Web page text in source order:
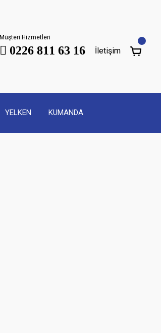
Müşteri Hizmetleri
0226 811 63 16 İletişim
YELKEN KUMANDA